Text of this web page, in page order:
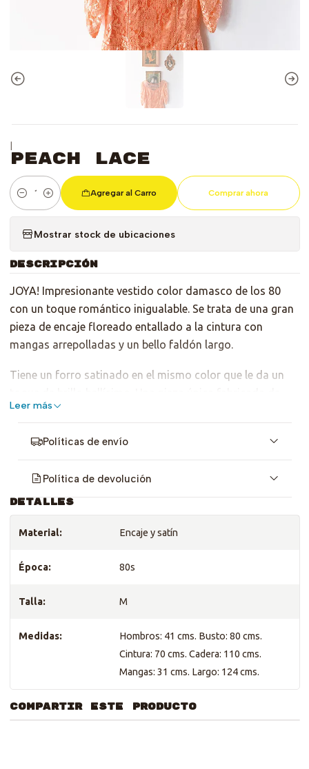
|
Peach Lace
Cantidad
Agregar al Carro Comprar ahora
Mostrar stock de ubicaciones
DESCRIPCIÓN
JOYA! Impresionante vestido color damasco de los 80
con un toque romántico inigualable. Se trata de una gran
pieza de encaje floreado entallado a la cintura con
mangas arrepolladas y un bello faldón largo.
Tiene un forro satinado en el mismo color que le da un
época.
No indica la talla pero por sus medidas sirve para S y
M. Revisa las medidas <3
Leer más
Políticas de envío
Política de devolución
DETALLES
Material: Encaje y satín
Época: 80s
Talla: M
Medidas:
Hombros: 41 cms. Busto: 80 cms.
Cintura: 70 cms. Cadera: 110 cms.
Mangas: 31 cms. Largo: 124 cms.
COMPARTIR ESTE PRODUCTO